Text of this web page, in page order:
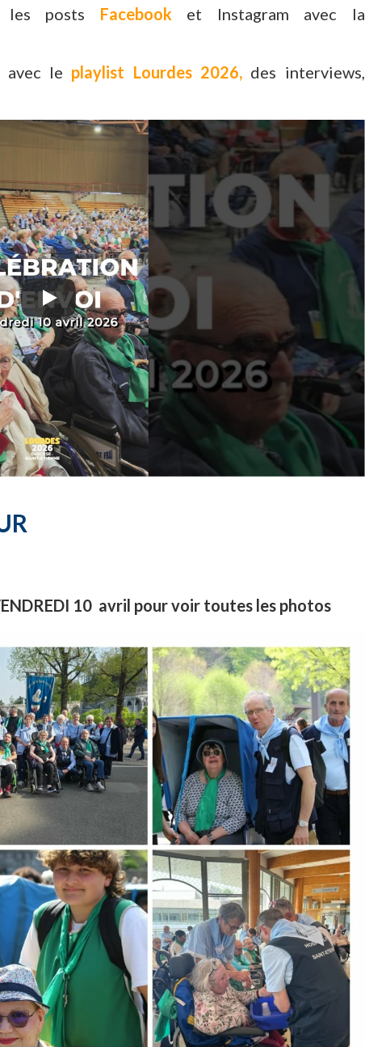
les posts Facebook et Instagram avec la
avec le playlist Lourdes 2026, des interviews,
10 avril pour voir toutes les photos